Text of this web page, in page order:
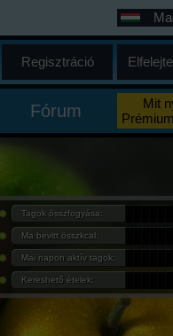
Regisztráció
Fórum
Mit
Tagok összfogyása:
Ma bevitt összkcal:
Mai napon aktív tagok:
Kereshető ételek: